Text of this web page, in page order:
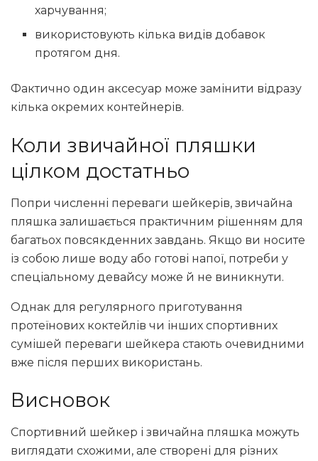
харчування;
використовують кілька видів добавок
протягом дня.
Фактично один аксесуар може замінити відразу
кілька окремих контейнерів.
Коли звичайної пляшки
цілком достатньо
Попри численні переваги шейкерів, звичайна
пляшка залишається практичним рішенням для
багатьох повсякденних завдань. Якщо ви носите
із собою лише воду або готові напої, потреби у
спеціальному девайсу може й не виникнути.
Однак для регулярного приготування
протеїнових коктейлів чи інших спортивних
сумішей переваги шейкера стають очевидними
вже після перших використань.
Висновок
Спортивний шейкер і звичайна пляшка можуть
виглядати схожими, але створені для різних